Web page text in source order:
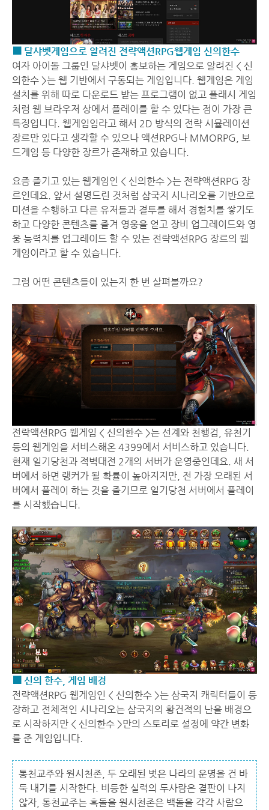
■ 달샤벳게임으로 알려진 전략액션RPG웹게임 신의한수
여자 아이돌 그룹인 달샤벳이 홍보하는 게임으로 알려진 < 신
의한수 >는 웹 기반에서 구동되는 게임입니다. 웹게임은 게임
설치를 위해 따로 다운로드 받는 프로그램이 없고 플래시 게임
처럼 웹 브라우저 상에서 플레이를 할 수 있다는 점이 가장 큰
특징입니다. 웹게임임라고 해서 2D 방식의 전략 시뮬레이션
장르만 있다고 생각할 수 있으나 액션RPG나 MMORPG, 보
드게임 등 다양한 장르가 존재하고 있습니다.
요즘 즐기고 있는 웹게임인 < 신의한수 >는 전략액션RPG 장
르인데요. 앞서 설명드린 것처럼 삼국지 시나리오를 기반으로
미션을 수행하고 다른 유저들과 결투를 해서 경험치를 쌓기도
하고 다양한 콘텐츠를 즐겨 영웅을 얻고 장비 업그레이드와 영
웅 능력치를 업그레이드 할 수 있는 전략액션RPG 장르의 웹
게임이라고 할 수 있습니다.
그럼 어떤 콘텐츠들이 있는지 한 번 살펴볼까요?
전략액션RPG 웹게임 < 신의한수 >는 선계와 천행검, 유천기
등의 웹게임을 서비스해온 4399에서 서비스하고 있습니다.
현재 일기당천과 적벽대전 2개의 서버가 운영중인데요. 새 서
버에서 하면 랭커가 될 확률이 높아지지만, 전 가장 오래된 서
버에서 플레이 하는 것을 즐기므로 일기당천 서버에서 플레이
를 시작했습니다.
■ 신의 한수, 게임 배경
전략액션RPG 웹게임인 < 신의한수 >는 삼국지 캐릭터들이 등
장하고 전체적인 시나리오는 삼국지의 황건적의 난을 배경으
로 시작하지만 < 신의한수 >만의 스토리로 설정에 약간 변화
를 준 게임입니다.
통천교주와 원시천존, 두 오래된 벗은 나라의 운명을 건 바
둑 내기를 시작한다. 비등한 실력의 두사람은 결판이 나지
않자, 통천교주는 흑돌을 원시천존은 백돌을 각각 사람으